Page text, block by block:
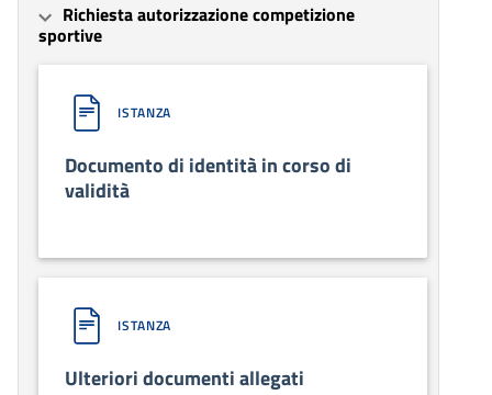
Richiesta autorizzazione competizione
sportive
ISTANZA
Documento di identità in corso di
validità
ISTANZA
Ulteriori documenti allegati